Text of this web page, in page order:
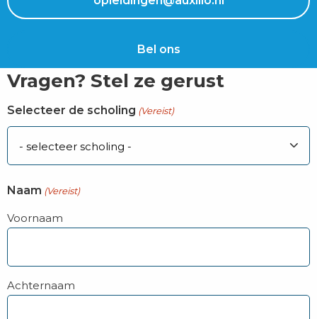
Bel ons
Vragen? Stel ze gerust
Selecteer de scholing (Vereist)
Naam (Vereist)
Voornaam
Achternaam